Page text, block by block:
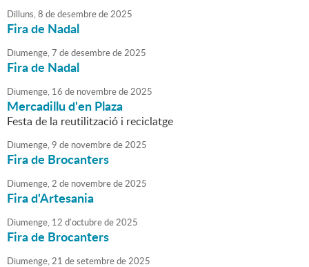
Dilluns,8 dedesembrede2025
Fira de Nadal
Diumenge,7 dedesembrede2025
Fira de Nadal
Diumenge, 16 de novembrede2025
Mercadillu d'en Plaza
Festa de la reutilització i reciclatge
Diumenge,9 de novembrede2025
Fira de Brocanters
Diumenge,2 de novembrede2025
Fira d'Artesania
Diumenge, 12 d'octubrede2025
Fira de Brocanters
Diumenge,21 desetembrede2025